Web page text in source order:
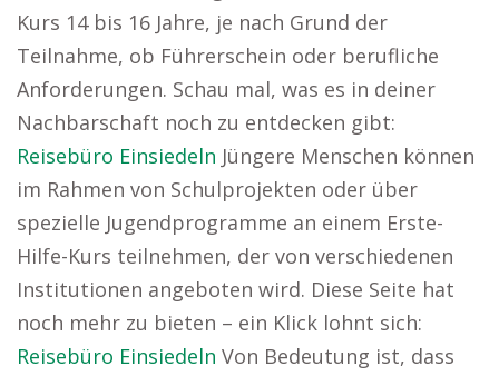
Kurs 14 bis 16 Jahre, je nach Grund der
Teilnahme, ob Führerschein oder berufliche
Anforderungen. Schau mal, was es in deiner
Nachbarschaft noch zu entdecken gibt:
Reisebüro Einsiedeln Jüngere Menschen können
im Rahmen von Schulprojekten oder über
spezielle Jugendprogramme an einem Erste-
Hilfe-Kurs teilnehmen, der von verschiedenen
Institutionen angeboten wird. Diese Seite hat
noch mehr zu bieten – ein Klick lohnt sich:
Reisebüro Einsiedeln Von Bedeutung ist, dass